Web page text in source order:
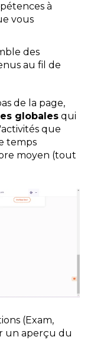
à
vous
des
au fil de
de la page,
globales qui
que
temps
moyen (tout
(Exam,
un aperçu du